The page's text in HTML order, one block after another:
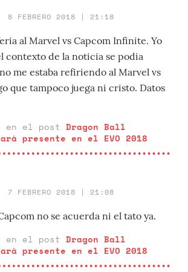
8 FEBRERO 2018 | 21:18
al Marvel vs Capcom Infinite. Yo
contexto de la noticia se podia
me estaba refiriendo al Marvel vs
que tampoco juega ni cristo. Datos
en el post Dragon Ball
presente en el EVO 2018
7 FEBRERO 2018 | 21:08
no se acuerda ni el tato ya.
en el post Dragon Ball
presente en el EVO 2018